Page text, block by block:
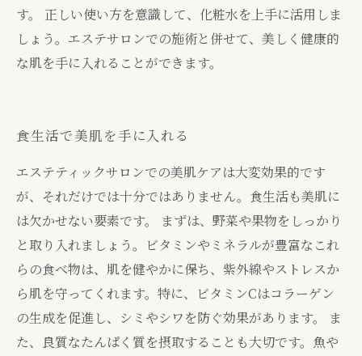
す。 正しい使い方を意識して、化粧水を上手に活用しま
しょう。エステサロンでの施術と併せて、美しく健康的
な肌を手に入れることができます。
食生活で美肌を手に入れる
エステティックサロンでの美肌ケアは大変効果的です
が、それだけでは十分ではありません。食生活も美肌に
は欠かせない要素です。 まずは、野菜や果物をしっかり
と取り入れましょう。ビタミンやミネラルが豊富なこれ
らの食べ物は、肌を健やかに保ち、紫外線やストレスか
ら肌を守ってくれます。特に、ビタミンCはコラーゲン
の生成を促進し、シミやシワを防ぐ効果があります。 ま
た、良質なたんぱく質を摂取することも大切です。魚や